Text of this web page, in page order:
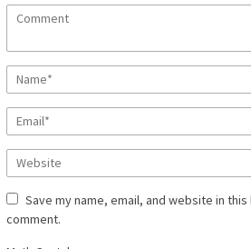
Save my name, email, and website in
comment.